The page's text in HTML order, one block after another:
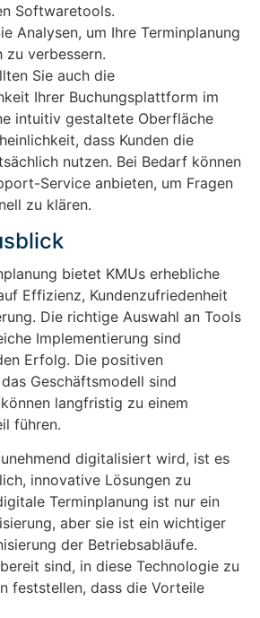
Softwaretools.
Analysen, um Ihre Terminplanung
zu verbessern.
Sie auch die
Ihrer Buchungsplattform im
intuitiv gestaltete Oberfläche
dass Kunden die
nutzen. Bei Bedarf können
Service anbieten, um Fragen
zu klären.
bietet KMUs erhebliche
Effizienz, Kundenzufriedenheit
Die richtige Auswahl an Tools
Implementierung sind
Erfolg. Die positiven
Geschäftsmodell sind
langfristig zu einem
führen.
digitalisiert wird, ist es
innovative Lösungen zu
Terminplanung ist nur ein
aber sie ist ein wichtiger
der Betriebsabläufe.
sind, in diese Technologie zu
feststellen, dass die Vorteile